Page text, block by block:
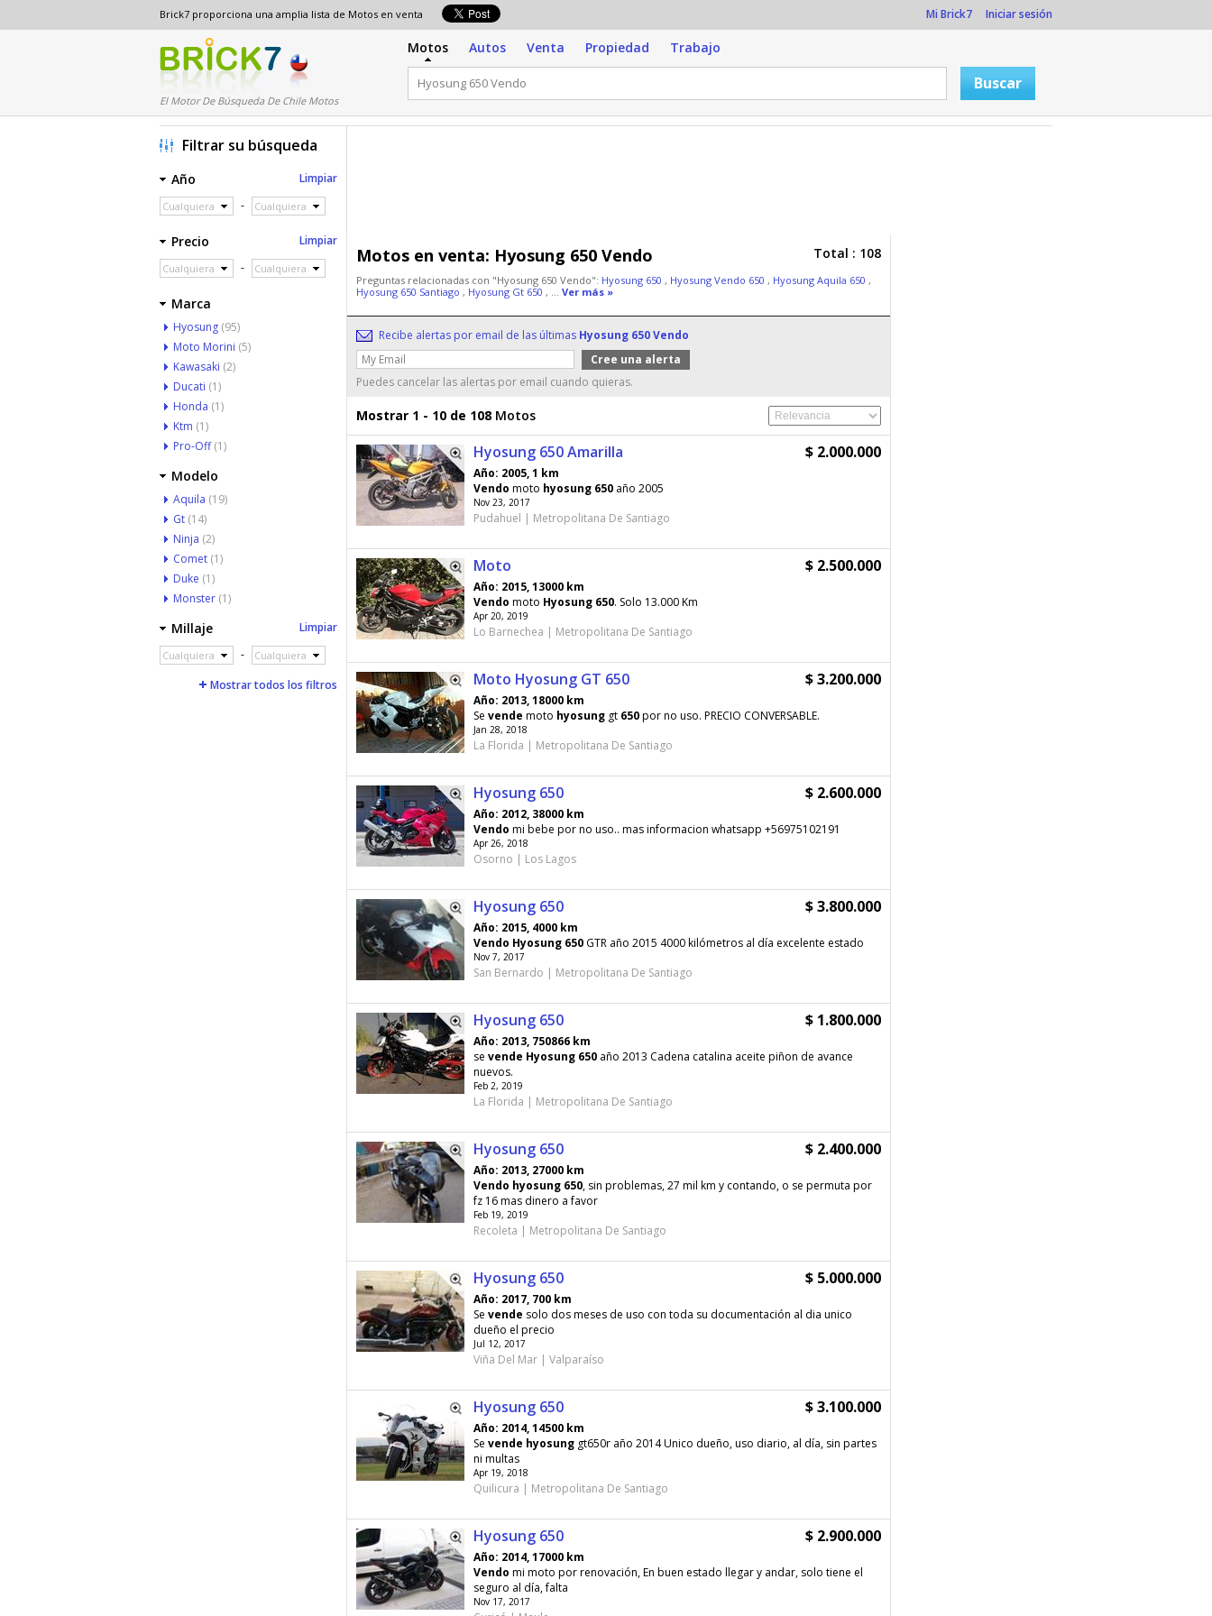
Brick7 proporciona una amplia lista de Motos en venta Mi Brick7 Iniciar sesión
El Motor De Búsqueda De Chile Motos
Motos Autos Venta Propiedad Trabajo
Motos en venta: Hyosung 650 Vendo Total : 108
Preguntas relacionadas con "Hyosung 650 Vendo": Hyosung 650 , Hyosung Vendo 650 , Hyosung Aquila 650 ,
Hyosung 650 Santiago , Hyosung Gt 650 , ... Ver más »
Recibe alertas por email de las últimas Hyosung 650 Vendo
Puedes cancelar las alertas por email cuando quieras.
Mostrar 1 - 10 de 108 Motos
Hyosung 650 Amarilla $ 2.000.000
Año: 2005, 1 km
Vendo moto hyosung 650 año 2005
Nov 23, 2017
Pudahuel | Metropolitana De Santiago
Moto $ 2.500.000
Año: 2015, 13000 km
Vendo moto Hyosung 650. Solo 13.000 Km
Apr 20, 2019
Lo Barnechea | Metropolitana De Santiago
Moto Hyosung GT 650 $ 3.200.000
Año: 2013, 18000 km
Se vende moto hyosung gt 650por no uso. PRECIO CONVERSABLE.
Jan 28, 2018
La Florida | Metropolitana De Santiago
Hyosung 650 $ 2.600.000
Año: 2012, 38000 km
Vendo mi bebe por no uso.. mas informacion whatsapp +56975102191
Apr 26, 2018
Osorno | Los Lagos
Hyosung 650 $ 3.800.000
Año: 2015, 4000 km
Vendo Hyosung 650 GTR año 2015 4000 kilómetros al día excelente estado
Nov 7, 2017
San Bernardo | Metropolitana De Santiago
Hyosung 650 $ 1.800.000
Año: 2013, 750866 km
se vende Hyosung 650 año 2013 Cadena catalina aceite piñon de avance
nuevos.
Feb 2, 2019
La Florida | Metropolitana De Santiago
Hyosung 650 $ 2.400.000
Año: 2013, 27000 km
Vendo hyosung 650, sin problemas, 27 mil km y contando, o se permuta por
fz 16 mas dinero a favor
Feb 19, 2019
Recoleta | Metropolitana De Santiago
Hyosung 650 $ 5.000.000
Año: 2017, 700 km
Se vende solo dos meses de uso con toda su documentación al dia unico
dueño el precio
Jul 12, 2017
Viña Del Mar | Valparaíso
Hyosung 650 $ 3.100.000
Año: 2014, 14500 km
Se vende hyosung gt650r año 2014 Unico dueño, uso diario, al día, sin partes
ni multas
Apr 19, 2018
Quilicura | Metropolitana De Santiago
Hyosung 650 $ 2.900.000
Año: 2014, 17000 km
Vendo mi moto por renovación, En buen estado llegar y andar, solo tiene el
seguro al día, falta
Nov 17, 2017
Filtrar su búsqueda
Año Limpiar
Cualquiera - Cualquiera
Precio Limpiar
Cualquiera - Cualquiera
Marca
Hyosung (95)
Moto Morini (5)
Kawasaki (2)
Ducati (1)
Honda (1)
Ktm (1)
Pro-Off(1)
Modelo
Aquila (19)
Gt (14)
Ninja (2)
Comet (1)
Duke (1)
Monster (1)
Millaje Limpiar
Cualquiera - Cualquiera
Mostrar todos los filtros